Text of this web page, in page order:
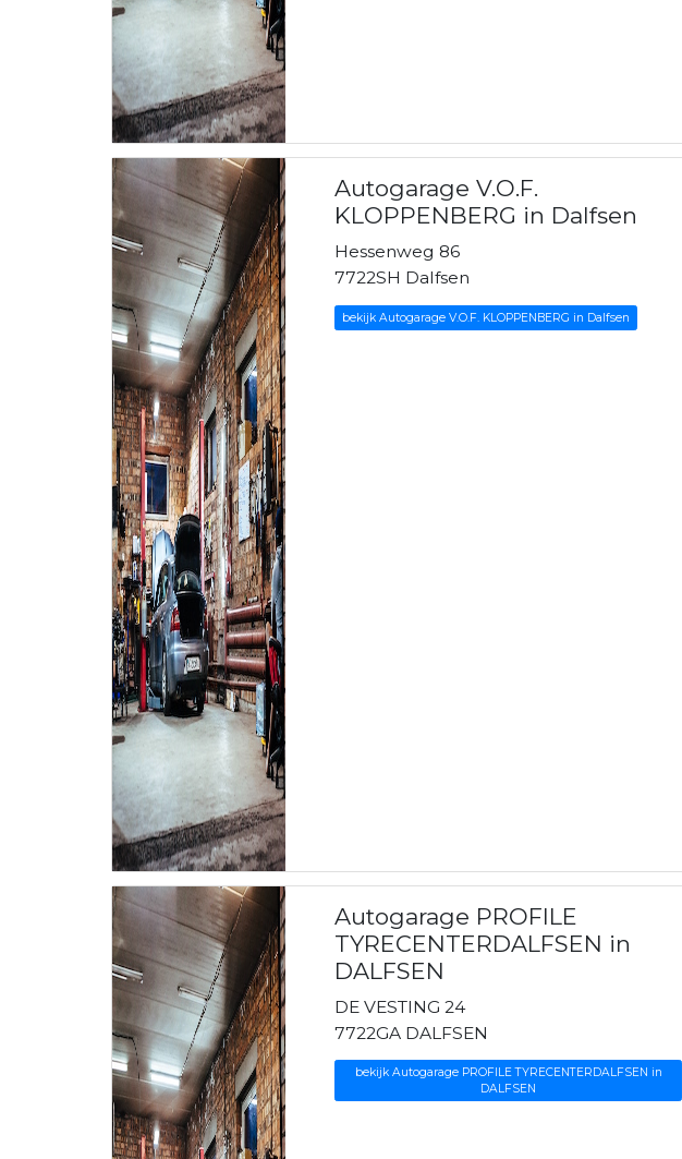
Autogarage V.O.F.
KLOPPENBERG in Dalfsen
Hessenweg 86
7722SH Dalfsen
bekijk Autogarage V.O.F. KLOPPENBERG in Dalfsen
Autogarage PROFILE
TYRECENTERDALFSEN in
DALFSEN
DE VESTING 24
7722GA DALFSEN
bekijk Autogarage PROFILE TYRECENTERDALFSEN in
DALFSEN